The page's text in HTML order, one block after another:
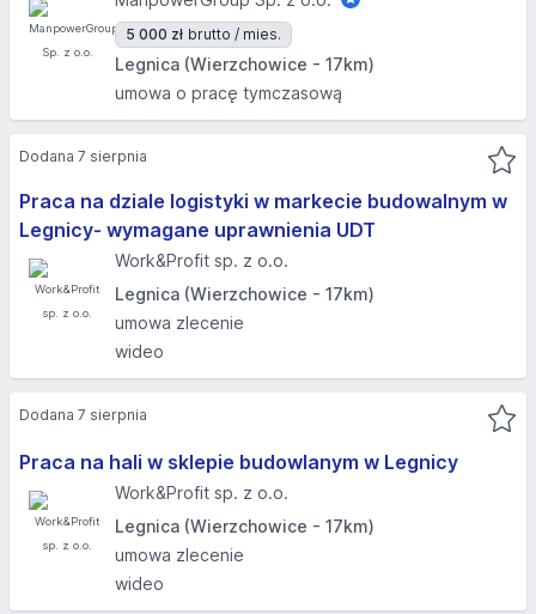
5 000 zł brutto / mies.
Legnica (Wierzchowice - 17km)
umowa o pracę tymczasową
Praca na dziale logistyki w markecie budowalnym w
Legnicy- wymagane uprawnienia UDT
Work&Profit sp. z o.o.
Legnica (Wierzchowice - 17km)
umowa zlecenie
wideo
Dodana 7 sierpnia
Praca na hali w sklepie budowlanym w Legnicy
Work&Profit sp. z o.o.
Legnica (Wierzchowice - 17km)
umowa zlecenie
wideo
Dodana 7 sierpnia